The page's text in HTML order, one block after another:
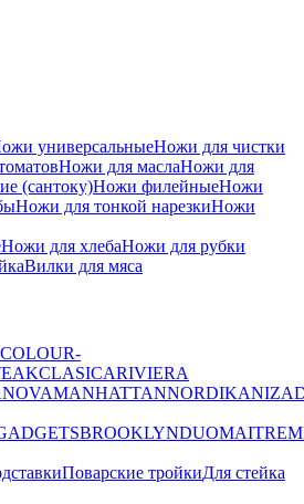
универсальныеНожи для чистки
Ножи для маслаНожи для
(сантоку)Ножи филейныеНожи
Ножи для тонкой нарезкиНожи
Ножи для хлебаНожи для рубки
Вилки для мяса
COLOUR-
CLASICARIVIERA
NOVAMANHATTANNORDIKANIZA
BROOKLYNDUOMAITRE
Поварские тройкиДля стейка